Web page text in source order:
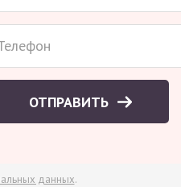
ОТПРАВИТЬ
данных.